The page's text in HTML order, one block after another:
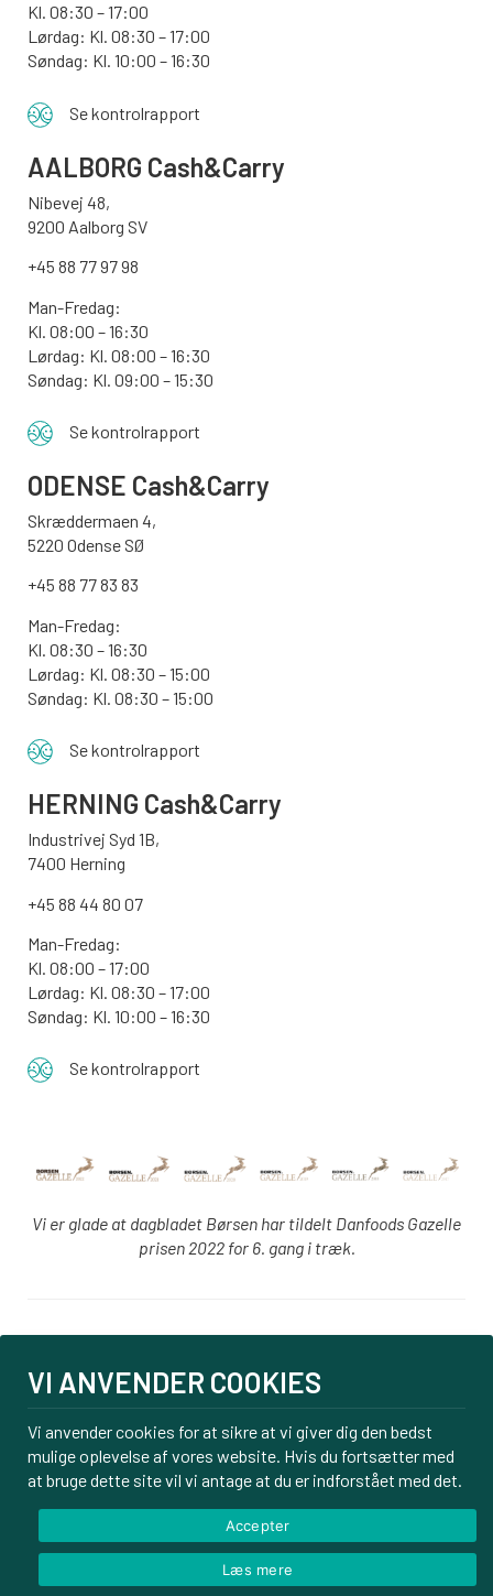
Kl. 08:30 – 17:00
Lørdag: Kl. 08:30 – 17:00
Søndag: Kl. 10:00 – 16:30
Se kontrolrapport
AALBORG Cash&Carry
Nibevej 48,
9200 Aalborg SV
+45 88 77 97 98
Man-Fredag:
Kl. 08:00 – 16:30
Lørdag: Kl. 08:00 – 16:30
Søndag: Kl. 09:00 – 15:30
Se kontrolrapport
ODENSE Cash&Carry
Skræddermaen 4,
5220 Odense SØ
+45 88 77 83 83
Man-Fredag:
Kl. 08:30 – 16:30
Lørdag: Kl. 08:30 – 15:00
Søndag: Kl. 08:30 – 15:00
Se kontrolrapport
HERNING Cash&Carry
Industrivej Syd 1B,
7400 Herning
+45 88 44 80 07
Man-Fredag:
Kl. 08:00 – 17:00
Lørdag: Kl. 08:30 – 17:00
Søndag: Kl. 10:00 – 16:30
Se kontrolrapport
Vi er glade at dagbladet Børsen har tildelt Danfoods Gazelle
prisen 2022 for 6. gang i træk.
PBS tilmelding
Om os
Kontakt
Handelsbetingelser
VI ANVENDER COOKIES
Vi anvender cookies for at sikre at vi giver dig den bedst
mulige oplevelse af vores website. Hvis du fortsætter med
at bruge dette site vil vi antage at du er indforstået med det.
Accepter
Læs mere